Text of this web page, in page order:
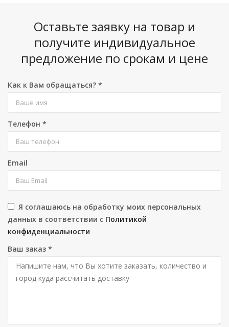
Оставьте заявку на товар и
получите индивидуальное
предложение по срокам и цене
Как к Вам обращаться? *
Телефон *
Email
Я соглашаюсь на обработку моих персональных
данных в соответствии с Политикой
конфиденциальности
Ваш заказ *